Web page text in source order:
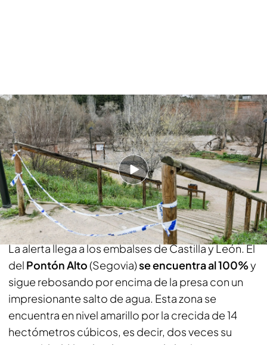
Los embalses, los más beneficiados del temporal Jana: se extrema la
vigilancia en Toledo, Ávila y Andalucía
PUEDE INTERESARTE
La borrasca Jana provoca desbordamiento de
ríos y cientos de incidencias
El embalse del Pontón Alto, al 100% de su
capacidad
La alerta llega a los embalses de Castilla y León. El
del Pontón Alto(Segovia)se encuentra al 100%y
sigue rebosando por encima de la presa con un
impresionante salto de agua. Esta zona se
encuentra en nivel amarillo por la crecida de 14
hectómetros cúbicos, es decir, dos veces su